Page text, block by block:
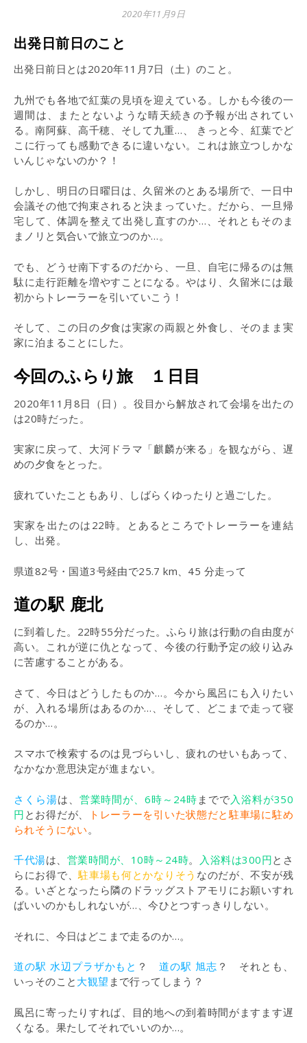
2020年11月9日
出発日前日のこと
出発日前日とは2020年11月7日（土）のこと。
九州でも各地で紅葉の見頃を迎えている。しかも今後の一
週間は、またとないような晴天続きの予報が出されてい
る。南阿蘇、高千穂、そして九重…、 きっと今、紅葉でど
こに行っても感動できるに違いない。これは旅立つしかな
いんじゃないのか？！
しかし、明日の日曜日は、久留米のとある場所で、一日中
会議その他で拘束されると決まっていた。だから、一旦帰
宅して、体調を整えて出発し直すのか…、それともそのま
まノリと気合いで旅立つのか…。
でも、どうせ南下するのだから、一旦、自宅に帰るのは無
駄に走行距離を増やすことになる。やはり、久留米には最
初からトレーラーを引いていこう！
そして、この日の夕食は実家の両親と外食し、そのまま実
家に泊まることにした。
今回のふらり旅 １日目
2020年11月8日（日）。役目から解放されて会場を出たの
は20時だった。
実家に戻って、大河ドラマ「麒麟が来る」を観ながら、遅
めの夕食をとった。
疲れていたこともあり、しばらくゆったりと過ごした。
実家を出たのは22時。とあるところでトレーラーを連結
し、出発。
県道82号・国道3号経由で25.7 km、45 分走って
道の駅 鹿北
に到着した。22時55分だった。ふらり旅は行動の自由度が
高い。これが逆に仇となって、今後の行動予定の絞り込み
に苦慮することがある。
さて、今日はどうしたものか…。今から風呂にも入りたい
が、入れる場所はあるのか…、そして、どこまで走って寝
るのか…。
スマホで検索するのは見づらいし、疲れのせいもあって、
なかなか意思決定が進まない。
さくら湯は、 営業時間が、6時～24時 までで 入浴料が350
円 とお得だが、
トレーラーを引いた状態だと駐車場に駐め
られそうにない 。
千代湯は、 営業時間が、10時～24時。 入浴料は300円とさ
らにお得で、駐車場も何とかなりそう なのだが、不安が残
る。いざとなったら隣のドラッグストアモリにお願いすれ
ばいいのかもしれないが…、今ひとつすっきりしない。
それに、今日はどこまで走るのか…。
道の駅 水辺プラザかもと ？道の駅 旭志 ？ それとも、
いっそのこと 大観望 まで行ってしまう？
風呂に寄ったりすれば、目的地への到着時間がますます遅
くなる。果たしてそれでいいのか…。